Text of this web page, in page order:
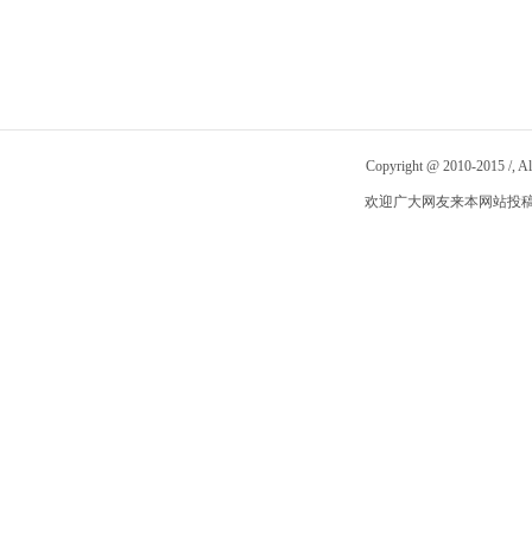
Copyright @ 2010-2015/,
欢迎广大网友来本网站投